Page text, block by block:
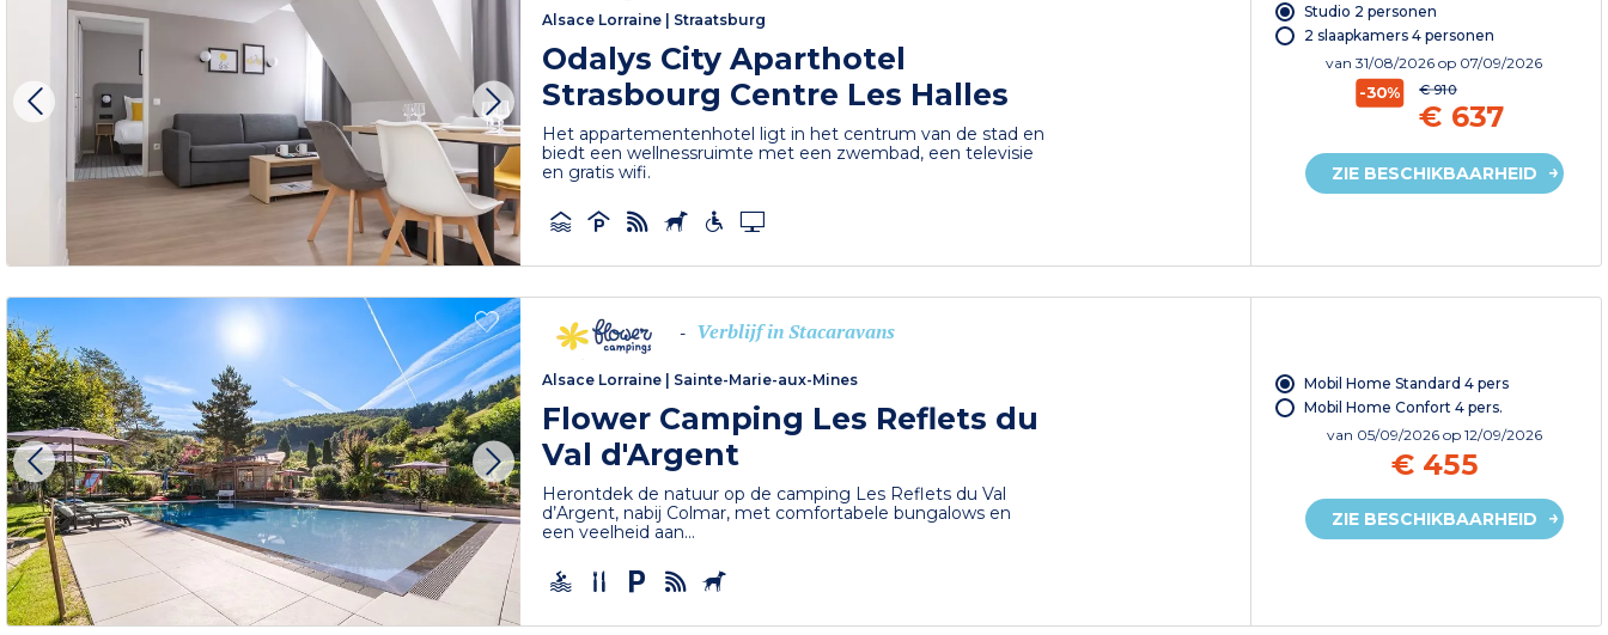
Alsace Lorraine Straatsburg
Odalys City Aparthotel
Strasbourg Centre Les Halles
Het appartementenhotel ligt in het centrum van de stad en
biedt een wellnessruimte met een zwembad, een televisie
en gratis wifi.
Studio 2 personen
2 slaapkamers 4 personen
van31/08/2026op 07/09/2026
-30% € 910
€ 637
ZIE BESCHIKBAARHEID
- Verblijf in Stacaravans
Alsace Lorraine Sainte-Marie-aux-Mines
Flower Camping Les Reflets du
Val d'Argent
Herontdek de natuur op de camping Les Reflets du Val
d’Argent, nabij Colmar, met comfortabele bungalows en
een veelheid aan...
Mobil Home Standard 4 pers
Mobil Home Confort 4 pers.
van 05/09/2026 op 12/09/2026
€ 455
ZIE BESCHIKBAARHEID